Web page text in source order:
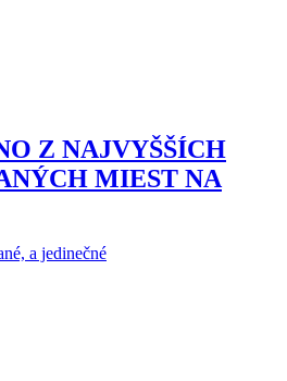
Z NAJVYŠŠÍCH
MIEST NA
a jedinečné